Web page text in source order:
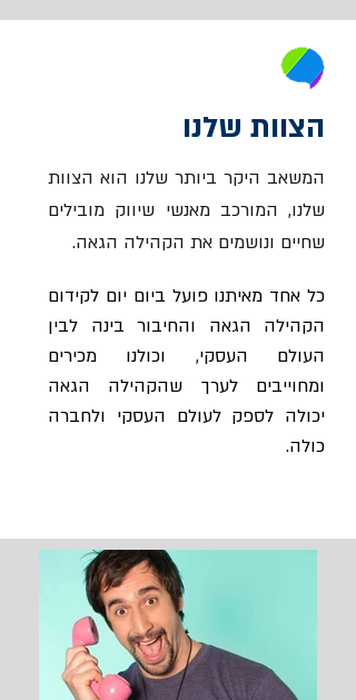
הצוות שלנו
המשאב היקר ביותר שלנו הוא הצוות
שלנו, המורכב מאנשי שיווק מובילים
שחיים ונושמים את הקהילה הגאה.
כל אחד מאיתנו פועל ביום יום לקידום
הקהילה הגאה והחיבור בינה לבין
העולם העסקי, וכולנו מכירים
ומחוייבים לערך שהקהילה הגאה
יכולה לספק לעולם העסקי ולחברה
כולה.